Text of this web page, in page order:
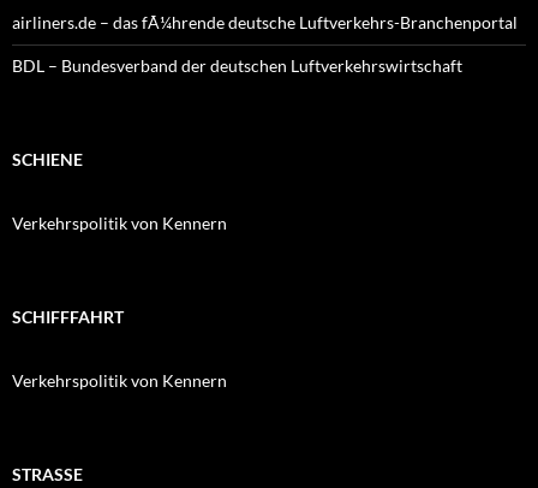
airliners.de – das fÃ¼hrende deutsche Luftverkehrs-Branchenportal
BDL – Bundesverband der deutschen Luftverkehrswirtschaft
SCHIENE
Verkehrspolitik von Kennern
SCHIFFFAHRT
Verkehrspolitik von Kennern
STRASSE